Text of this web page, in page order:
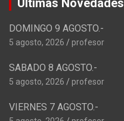
Ultimas Novedades
DOMINGO 9 AGOSTO.-
5 agosto, 2026 profesor
SABADO 8 AGOSTO.-
5 agosto, 2026 profesor
VIERNES 7 AGOSTO.-